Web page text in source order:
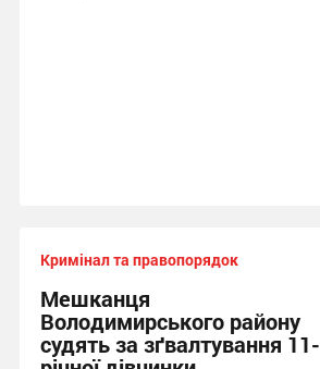
Кримінал та правопорядок
Мешканця
Володимирського району
судять за зґвалтування 11-